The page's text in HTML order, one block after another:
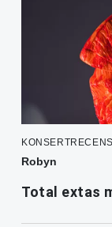
Robyn
Total extas